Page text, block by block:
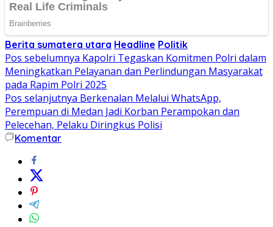
Berita sumatera utara Headline Politik
Navigasi
pos
Pos sebelumnya Kapolri Tegaskan Komitmen Polri dalam
Meningkatkan Pelayanan dan Perlindungan Masyarakat
pada Rapim Polri 2025
Pos selanjutnya Berkenalan Melalui WhatsApp,
Perempuan di Medan Jadi Korban Perampokan dan
Pelecehan, Pelaku Diringkus Polisi
Komentar